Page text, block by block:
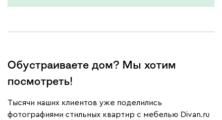
Обустраиваете дом? Мы хотим
посмотреть!
Тысячи наших клиентов уже поделились
фотографиями стильных квартир с мебелью Divan.ru